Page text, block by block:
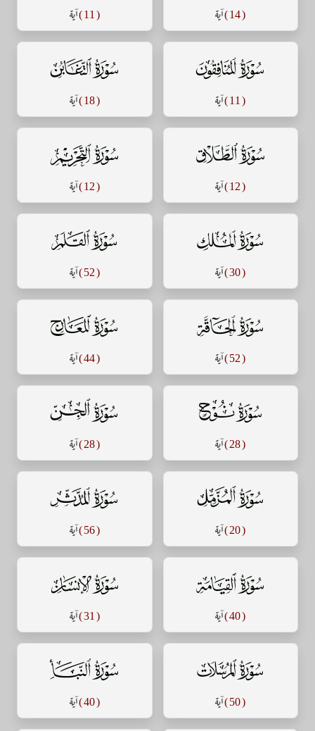
( 14 ) آية ( 11 ) آية
سورة المنافقون
( 11 ) آية
سورة التغابن
( 18 ) آية
سورة الطلاق
( 12 ) آية
سورة التحريم
( 12 ) آية
سورة الملك
( 30 ) آية
سورة القلم
( 52 ) آية
سورة الحاقة
( 52 ) آية
سورة المعارج
( 44 ) آية
سورة نوح
( 28 ) آية
سورة الجن
( 28 ) آية
سورة المزمل
( 20 ) آية
سورة المدثر
( 56 ) آية
سورة القيامة
( 40 ) آية
سورة الإنسان
( 31 ) آية
سورة المرسلات
( 50 ) آية
سورة النبأ
( 40 ) آية